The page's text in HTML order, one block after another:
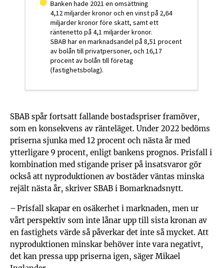
Banken hade 2021 en omsättning
4,12 miljarder kronor och en vinst på 2,64
miljarder kronor före skatt, samt ett
räntenetto på 4,1 miljarder kronor.
SBAB har en marknadsandel på 8,51 procent
av bolån till privatpersoner, och 16,17
procent av bolån till företag
(fastighetsbolag).
SBAB spår fortsatt fallande bostadspriser framöver,
som en konsekvens av ränteläget. Under 2022 bedöms
priserna sjunka med 12 procent och nästa år med
ytterligare 9 procent, enligt bankens prognos. Prisfall i
kombination med stigande priser på insatsvaror gör
också att nyproduktionen av bostäder väntas minska
rejält nästa år, skriver SBAB i Bomarknadsnytt.
– Prisfall skapar en osäkerhet i marknaden, men ur
vårt perspektiv som inte lånar upp till sista kronan av
en fastighets värde så påverkar det inte så mycket. Att
nyproduktionen minskar behöver inte vara negativt,
det kan pressa upp priserna igen, säger Mikael